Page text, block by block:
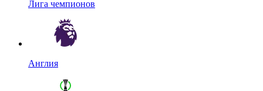
Лига чемпионов
Англия